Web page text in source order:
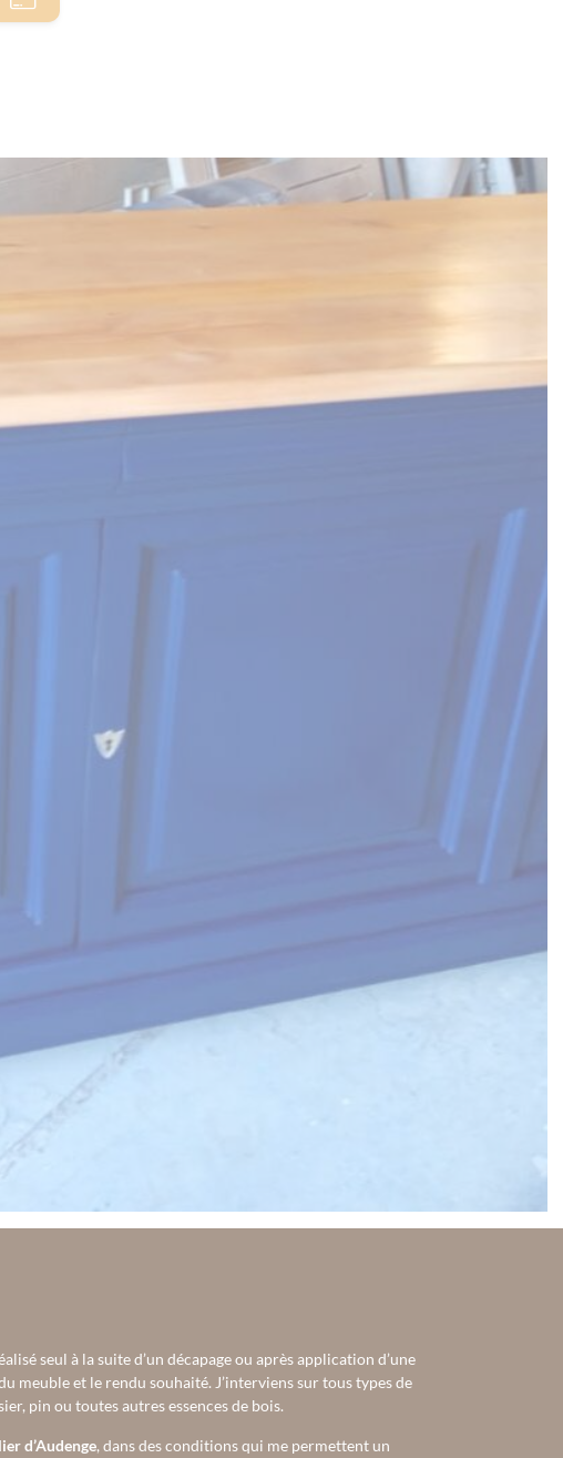
seul à la suite d’un décapage ou après application d’une
meuble et le rendu souhaité. J’interviens sur tous types de
pin ou toutes autres essences de bois.
d’Audenge, dans des conditions qui me permettent un